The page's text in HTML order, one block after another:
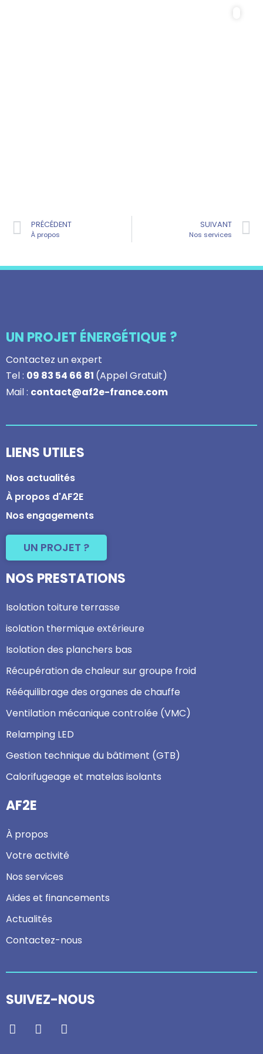
PRÉCÉDENT
À propos
SUIVANT
Nos services
UN PROJET ÉNERGÉTIQUE ?
Contactez un expert
Tel : 09 83 54 66 81 (Appel Gratuit)
Mail : contact@af2e-france.com
LIENS UTILES
Nos actualités
À propos d'AF2E
Nos engagements
UN PROJET ?
NOS PRESTATIONS
Isolation toiture terrasse
isolation thermique extérieure
Isolation des planchers bas
Récupération de chaleur sur groupe froid
Rééquilibrage des organes de chauffe
Ventilation mécanique controlée (VMC)
Relamping LED
Gestion technique du bâtiment (GTB)
Calorifugeage et matelas isolants
AF2E
À propos
Votre activité
Nos services
Aides et financements
Actualités
Contactez-nous
SUIVEZ-NOUS